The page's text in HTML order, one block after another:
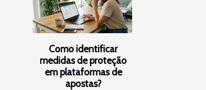
Como identificar
medidas de proteção
em plataformas de
apostas?